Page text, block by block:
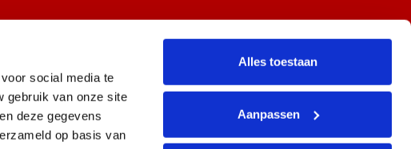
social media te
gebruik van onze site
deze gegevens
op basis van
Alles toestaan
Aanpassen